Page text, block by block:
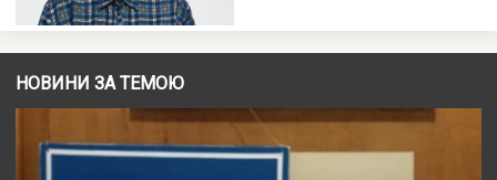
НОВИНИ ЗА ТЕМОЮ